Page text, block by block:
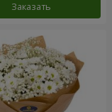
Заказать